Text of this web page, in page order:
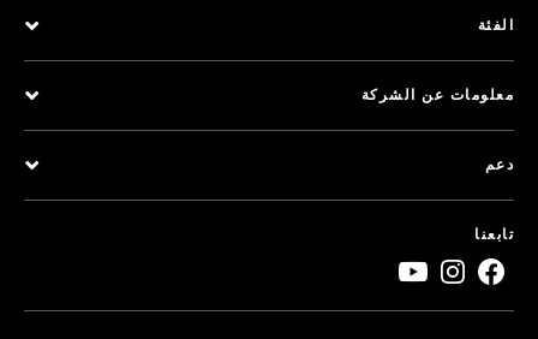
الفئة
معلومات عن الشركة
دعم
تابعنا